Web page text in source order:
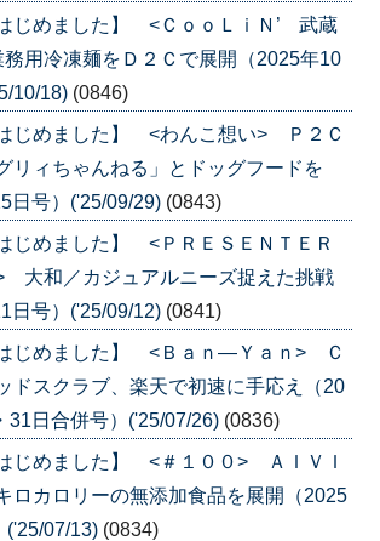
じめました】 <ＣｏｏＬｉＮ’ 武蔵
用冷凍麺をＤ２Ｃで展開（2025年10
10/18) (0846)
じめました】 <わんこ想い> Ｐ２Ｃ
リィちゃんねる」とドッグフードを
日号）('25/09/29) (0843)
じめました】 <ＰＲＥＳＥＮＴＥＲ
大和／カジュアルニーズ捉えた挑戦
日号）('25/09/12) (0841)
じめました】 <Ｂａｎ―Ｙａｎ> Ｃ
ドスクラブ、楽天で初速に手応え（20
31日合併号）('25/07/26) (0836)
じめました】 <＃１００> ＡＩＶＩ
ロカロリーの無添加食品を展開（2025
('25/07/13) (0834)